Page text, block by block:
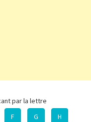
par la lettre
F G H